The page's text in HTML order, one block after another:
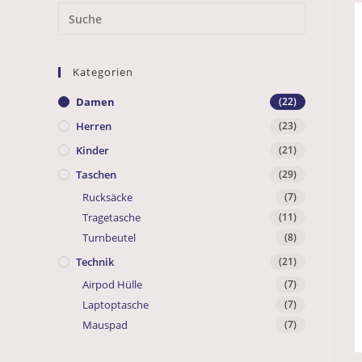
Kategorien
Damen (22)
Herren (23)
Kinder (21)
Taschen (29)
Rucksäcke (7)
Tragetasche (11)
Turnbeutel (8)
Technik (21)
Airpod Hülle (7)
Laptoptasche (7)
Mauspad (7)